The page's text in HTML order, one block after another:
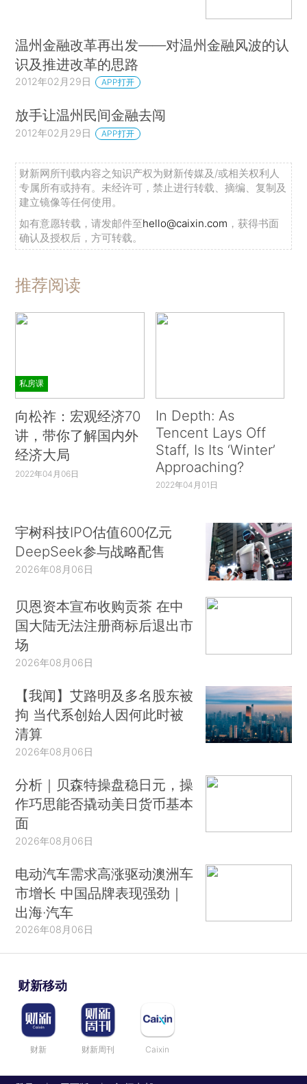
温州金融改革再出发——对温州金融风波的认
识及推进改革的思路
2012年02月29日 APP打开
放手让温州民间金融去闯
2012年02月29日 APP打开
财新网所刊载内容之知识产权为财新传媒及/或相关权利人
专属所有或持有。未经许可，禁止进行转载、摘编、复制及
建立镜像等任何使用。
如有意愿转载，请发邮件至hello@caixin.com ，获得书面
确认及授权后，方可转载。
推荐阅读
私房课
向松祚：宏观经济70
讲，带你了解国内外
经济大局
2022年04月06日
In Depth: As
Tencent Lays Off
Staff, Is Its ‘Winter’
Approaching?
2022年04月01日
宇树科技IPO估值600亿元
DeepSeek参与战略配售
2026年08月06日
贝恩资本宣布收购贡茶 在中
国大陆无法注册商标后退出市
场
2026年08月06日
【我闻】艾路明及多名股东被
拘 当代系创始人因何此时被
清算
2026年08月06日
分析｜贝森特操盘稳日元，操
作巧思能否撬动美日货币基本
面
2026年08月06日
电动汽车需求高涨驱动澳洲车
市增长 中国品牌表现强劲｜
出海·汽车
2026年08月06日
财新移动
财新 财新周刊 Caixin